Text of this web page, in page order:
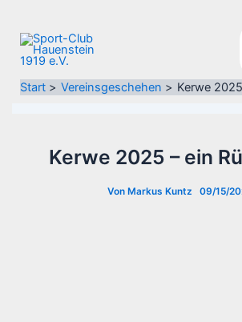
springen
Start Vereinsgeschehen Kerwe
Kerwe 2025 – ein
Von Markus Kuntz 09/15/